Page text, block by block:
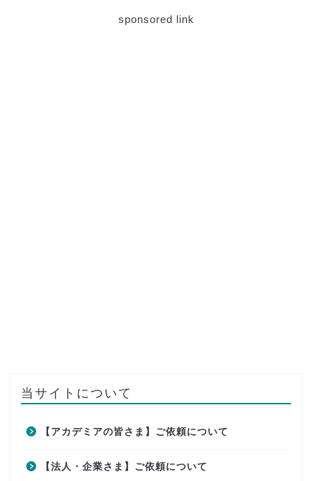
sponsored link
当サイトについて
【アカデミアの皆さま】ご依頼について
【法人・企業さま】ご依頼について